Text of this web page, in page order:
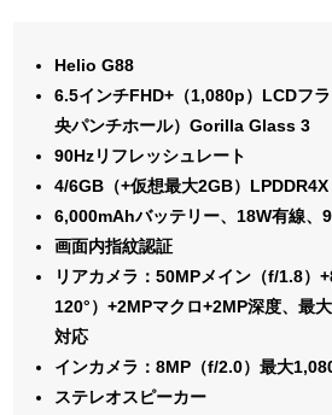
Helio G88
6.5インチFHD+（1,080p）LCDフ
央パンチホール）Gorilla Glass 3
90Hzリフレッシュレート
4/6GB（+仮想最大2GB）
6,000mAhバッテリー、18W有線、
画面内指紋認証
リアカメラ：50MPメイン（f/1.8）
120°）+2MPマクロ+2MP深度、最
対応
インカメラ：8MP（f/2.0）最大
ステレオスピーカー